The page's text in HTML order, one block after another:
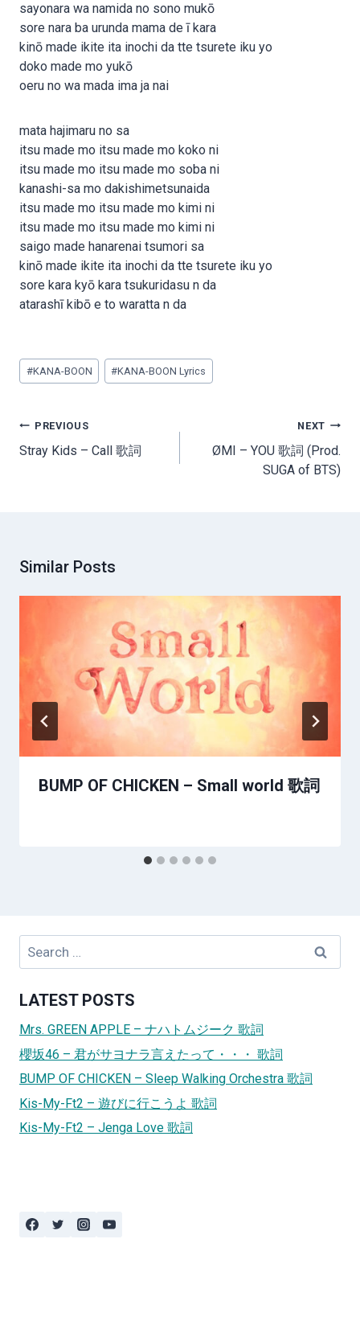
sayonara wa namida no sono mukō
sore nara ba urunda mama de ī kara
kinō made ikite ita inochi da tte tsurete iku yo
doko made mo yukō
oeru no wa mada ima ja nai
mata hajimaru no sa
itsu made mo itsu made mo koko ni
itsu made mo itsu made mo soba ni
kanashi-sa mo dakishimetsunaida
itsu made mo itsu made mo kimi ni
itsu made mo itsu made mo kimi ni
saigo made hanarenai tsumori sa
kinō made ikite ita inochi da tte tsurete iku yo
sore kara kyō kara tsukuridasu n da
atarashī kibō e to waratta n da
Post
Tags:
#KANA-BOON #KANA-BOON Lyrics
Post
navigation
PREVIOUS
Stray Kids – Call 歌詞
NEXT
ØMI – YOU 歌詞 (Prod.
SUGA of BTS)
Similar Posts
BUMP OF CHICKEN – Small world 歌詞
Search
LATEST POSTS
Mrs. GREEN APPLE – ナハトムジーク 歌詞
櫻坂46 – 君がサヨナラ言えたって・・・ 歌詞
BUMP OF CHICKEN – Sleep Walking Orchestra 歌詞
Kis-My-Ft2 – 遊びに行こうよ 歌詞
Kis-My-Ft2 – Jenga Love 歌詞